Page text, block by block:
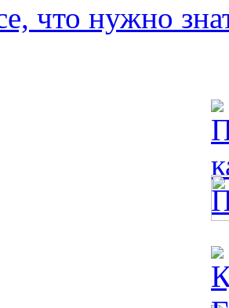
что нужно